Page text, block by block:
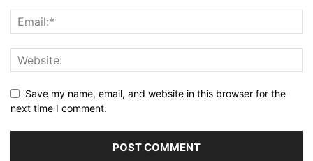
Save my name, email, and website in this browser for the
next time I comment.